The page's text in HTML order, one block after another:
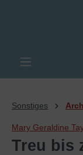
Sonstiges
Mary Geraldine
Treu bis